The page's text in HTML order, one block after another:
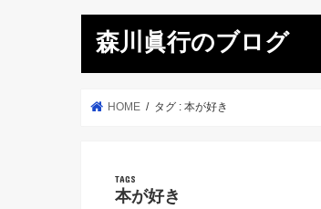
森川眞行のブログ
HOME タグ : 本が好き
本が好き